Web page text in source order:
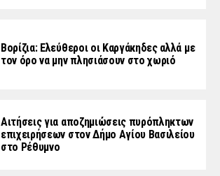
Βορίζια: Ελεύθεροι οι Καργάκηδες αλλά με
τον όρο να μην πλησιάσουν στο χωριό
Αιτήσεις για αποζημιώσεις πυρόπληκτων
επιχειρήσεων στον Δήμο Αγίου Βασιλείου
στο Ρέθυμνο